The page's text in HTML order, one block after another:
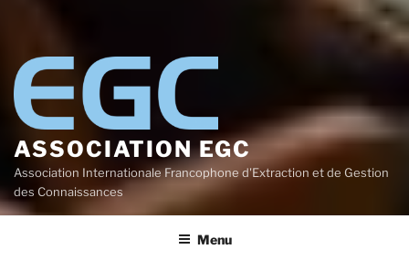
ASSOCIATION EGC
Association Internationale Francophone d'Extraction et de Gestion
des Connaissances
Menu